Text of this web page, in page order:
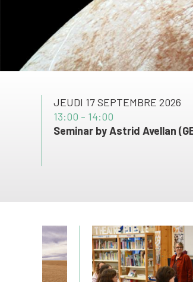
JEUDI 17 SEPTEMBRE 2026
13:00 - 14:00
Seminar by Astrid Avellan